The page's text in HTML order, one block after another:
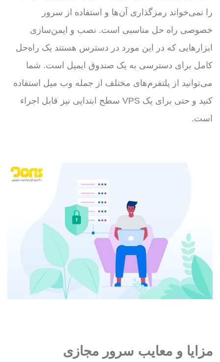
را نمی‌خواند رمزگذاری آن‌ها و استفاده از سرور
خصوصی راه حل مناسبی است. نصب و ایمن‌سازی
ابزارهایی که در این مورد در دسترس هستند یک راه‌حل
کامل برای دسترسی به یک صندوق ایمیل است. شما
می‌توانید از پلتفرم‌های مختلف از جمله وب میل استفاده
کنید و حتی برای یک VPS سطح ابتدایی نیز قابل اجراء
است.
مزایا و معایب سرور مجازی